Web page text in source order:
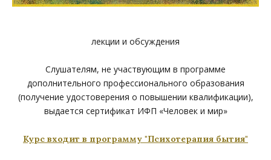
лекции и обсуждения
Слушателям, не участвующим в программе
дополнительного профессионального образования
(получение удостоверения о повышении квалификации),
выдается сертификат ИФП «Человек и мир»
Курс входит в программу "Психотерапия бытия"